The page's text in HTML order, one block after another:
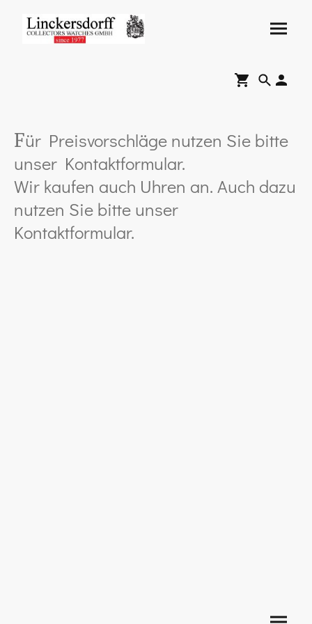
Für Preisvorschläge nutzen Sie bitte
unser Kontaktformular.
Wir kaufen auch Uhren an. Auch dazu
nutzen Sie bitte unser
Kontaktformular.